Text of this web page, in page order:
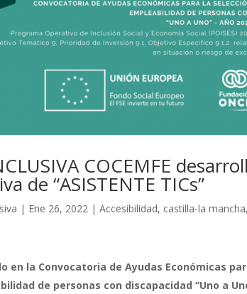
COCEMFE
de “ASISTENTE TICs”
| Ene 26, 2022 |Accesibilidad, castilla-la mancha,
en la Convocatoria de Ayudas Económicas
de personas con discapacidad “Uno a